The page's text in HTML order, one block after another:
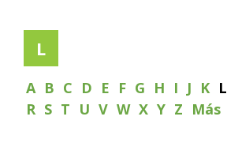
L
A B C D E F G H I J K L
R S T U V W X Y Z Más